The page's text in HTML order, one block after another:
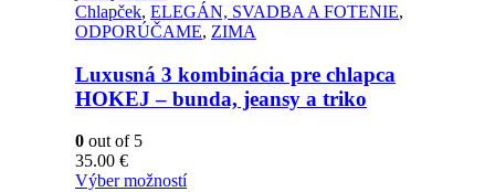
Chlapček, ELEGÁN, SVADBA A FOTENIE,
ODPORÚČAME, ZIMA
Luxusná 3 kombinácia pre chlapca
HOKEJ – bunda, jeansy a triko
0 out of 5
35.00 €
Výber možností